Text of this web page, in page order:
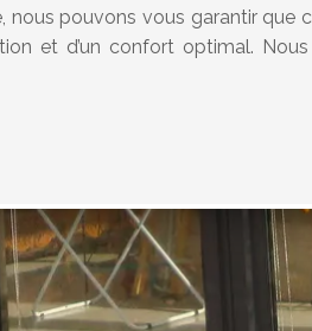
pouvons vous garantir que
et d’un confort optimal.